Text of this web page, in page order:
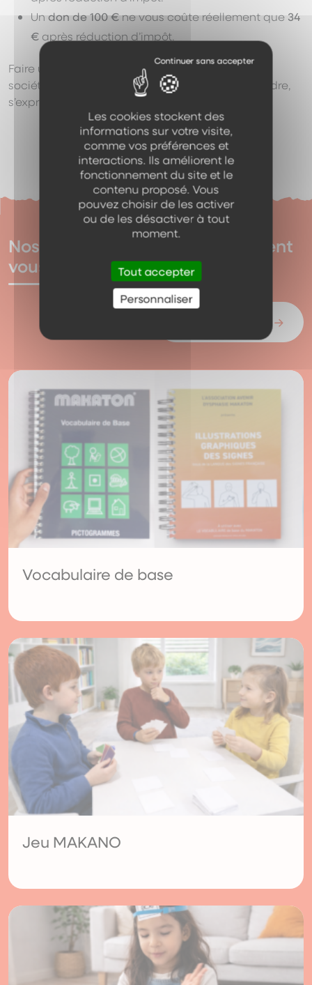
Undon de 100 €ne vous coûte réellement que34
€ après réduction d’impôt.
Faire un don, c’est agir concrètement pour une
société plus inclusive, où chacun peut comprendre,
s’exprimer et être entendu.
Nos autres produits qui pourraient
vous intéresser
Vocabulaire de base
Jeu MAKANO
Les cookies stockent des
informations sur votre visite,
comme vos préférences et
interactions. Ils améliorent le
fonctionnement du site et le
contenu proposé. Vous
pouvez choisir de les activer
ou de les désactiver à tout
moment.
Tout accepter
Personnaliser